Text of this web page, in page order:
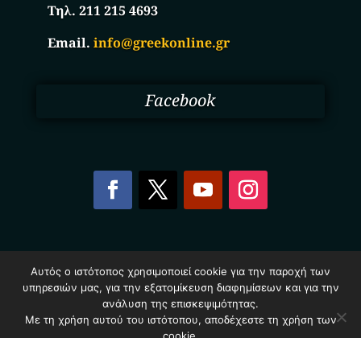
Τηλ. 211 215 4693
Email.info@greekonline.gr
Facebook
Επιχειρήσεων Ελλάδας – Greekonline.gr. All Rights
Reserved.
Όροι & Προυποθέσεις–Προστασία Προσωπικών
Δεδομένων–Πολιτική Cookies
Αυτός ο ιστότοπος χρησιμοποιεί cookie για την παροχή των
υπηρεσιών μας, για την εξατομίκευση διαφημίσεων και για την
ανάλυση της επισκεψιμότητας.
Με τη χρήση αυτού του ιστότοπου, αποδέχεστε τη χρήση των